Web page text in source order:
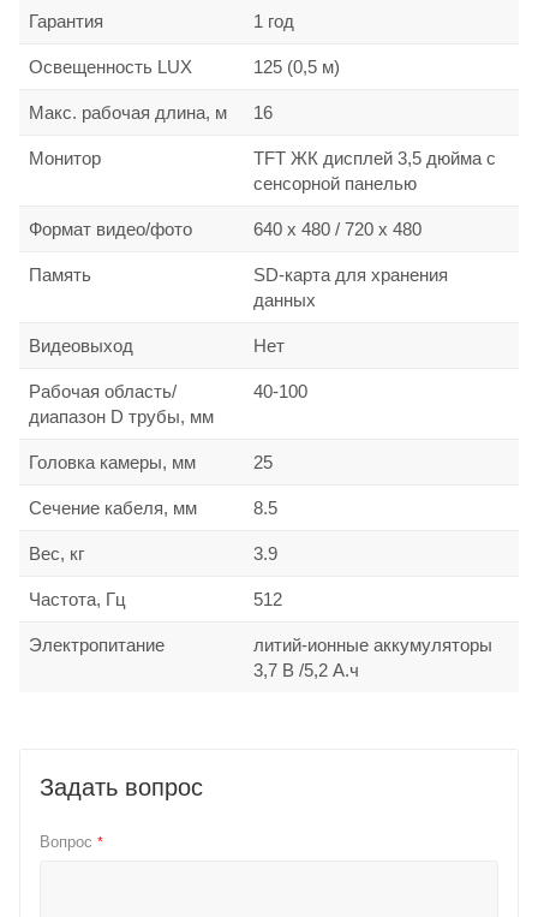
Гарантия 1 год
Освещенность LUX 125 (0,5 м)
Макс. рабочая длина, м 16
Монитор
TFT ЖК дисплей 3,5 дюйма с
сенсорной панелью
Формат видео/фото 640 x 480 / 720 x 480
Память
SD-карта для хранения
данных
Видеовыход Нет
Рабочая область/
диапазон D трубы, мм
40-100
Головка камеры, мм 25
Сечение кабеля, мм 8.5
Вес, кг 3.9
Частота, Гц 512
Электропитание
литий-ионные аккумуляторы
3,7 В /5,2 А.ч
Задать вопрос
Вопрос *